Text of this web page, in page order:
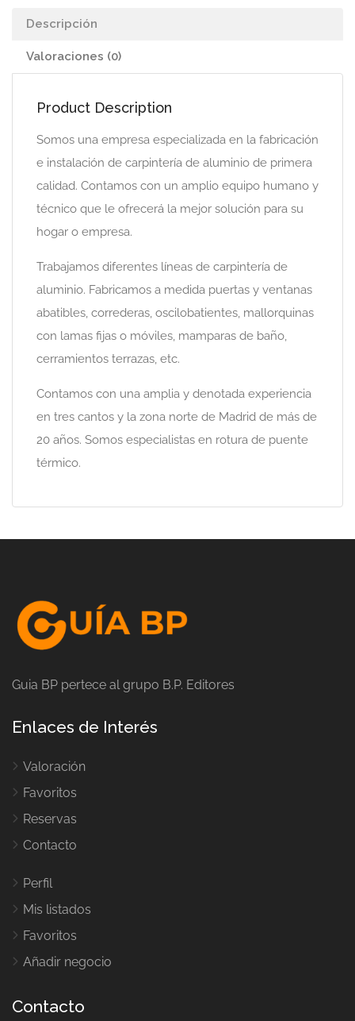
Descripción
Valoraciones (0)
Product Description
Somos una empresa especializada en la fabricación
e instalación de carpintería de aluminio de primera
calidad. Contamos con un amplio equipo humano y
técnico que le ofrecerá la mejor solución para su
hogar o empresa.
Trabajamos diferentes líneas de carpintería de
aluminio. Fabricamos a medida puertas y ventanas
abatibles, correderas, oscilobatientes, mallorquinas
con lamas fijas o móviles, mamparas de baño,
cerramientos terrazas, etc.
Contamos con una amplia y denotada experiencia
en tres cantos y la zona norte de Madrid de más de
20 años. Somos especialistas en rotura de puente
térmico.
Guia BP pertece al grupo B.P. Editores
Enlaces de Interés
Valoración
Favoritos
Reservas
Contacto
Perfil
Mis listados
Favoritos
Añadir negocio
Contacto